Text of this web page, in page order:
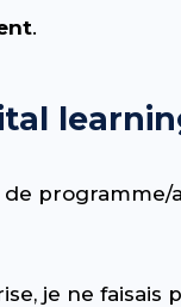
.
de
je ne faisais